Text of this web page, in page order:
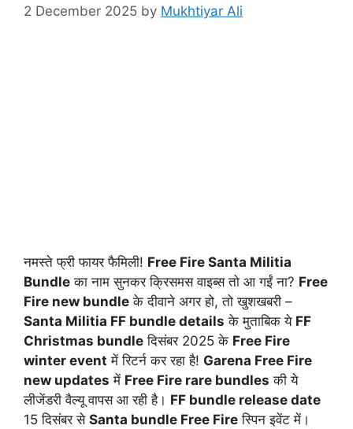
2 December 2025 by Mukhtiyar Ali
नमस्ते फ्री फायर फैमिली! Free Fire Santa Militia
Bundle का नाम सुनकर क्रिसमस वाइब्स तो आ गईं ना? Free
Fire new bundle के दीवाने अगर हो, तो खुशखबरी –
Santa Militia FF bundle details के मुताबिक ये FF
Christmas bundle दिसंबर 2025 के Free Fire
winter event में रिटर्न कर रहा है! Garena Free Fire
new updates में Free Fire rare bundles की ये
लीजेंडरी वैल्यू वापस आ रही है। FF bundle release date
15 दिसंबर से Santa bundle Free Fire स्पिन इवेंट में।